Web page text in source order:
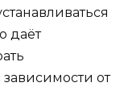
даёт
от